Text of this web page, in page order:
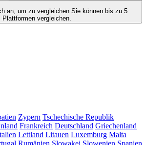
an, um zu vergleichen Sie können bis zu 5
Plattformen vergleichen.
Zypern Tschechische Republik
Frankreich Deutschland Griechenland
Lettland Litauen Luxemburg Malta